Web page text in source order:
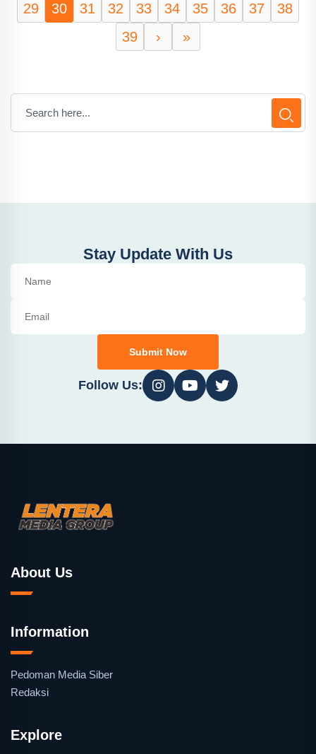
29
30 31 32 33 34 35 36 37
38
39
› »
Stay Update With Us
Submit Now
Follow Us:
About Us
Information
Pedoman Media Siber
Redaksi
Explore